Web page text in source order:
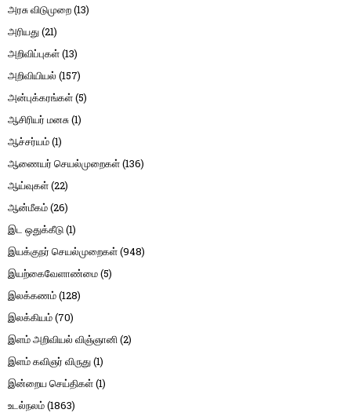
அரசு விடுமுறை(13)
அரியது(21)
அறிவிப்புகள்(13)
அறிவியியல் (157)
அன்புக்கரங்கள்(5)
ஆசிரியர் மனசு(1)
ஆச்சர்யம்(1)
ஆணையர் செயல்முறைகள்(136)
ஆய்வுகள்(22)
ஆன்மீகம்(26)
இட ஒதுக்கீடு(1)
இயக்குநர் செயல்முறைகள்(948)
இயற்கைவேளாண்மை(5)
இலக்கணம்(128)
இலக்கியம்(70)
இளம் அறிவியல் விஞ்ஞானி(2)
இளம் கவிஞர் விருது(1)
இன்றைய செய்திகள்(1)
உடல்நலம்(1863)